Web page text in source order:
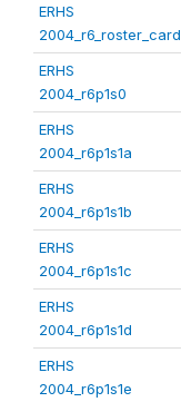
ERHS
2004_r6_roster_card
ERHS
2004_r6p1s0
ERHS
2004_r6p1s1a
ERHS
2004_r6p1s1b
ERHS
2004_r6p1s1c
ERHS
2004_r6p1s1d
ERHS
2004_r6p1s1e